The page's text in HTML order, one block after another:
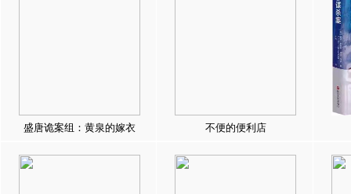
盛唐诡案组：黄泉的嫁衣 不便的便利店